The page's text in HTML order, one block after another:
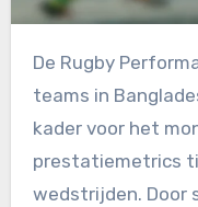
De Rugby Performance Data Checklist voor
teams in
kader voor het
prestatiemetrics
wedstrijden. Door